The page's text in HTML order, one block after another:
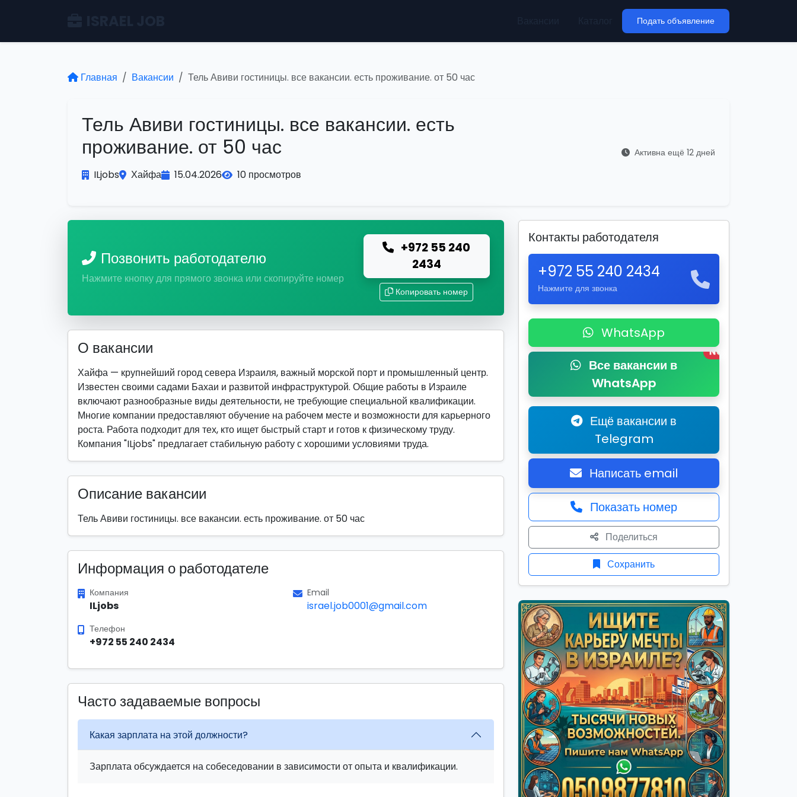
Подать объявление
Главная Вакансии Тель Авиви гостиницы. все вакансии. есть проживание. от 50 час
Тель Авиви гостиницы. все вакансии. есть
проживание. от 50 час
ILjobs Хайфа 15.04.2026 10 просмотров
Активна ещё 12 дней
Позвонить работодателю
Нажмите кнопку для прямого звонка или скопируйте номер
+972 55 240
2434
Копировать номер
О вакансии
Хайфа — крупнейший город севера Израиля, важный морской порт и промышленный центр.
Известен своими садами Бахаи и развитой инфраструктурой. Общие работы в Израиле
включают разнообразные виды деятельности, не требующие специальной квалификации.
Многие компании предоставляют обучение на рабочем месте и возможности для карьерного
роста. Работа подходит для тех, кто ищет быстрый старт и готов к физическому труду.
Компания "ILjobs" предлагает стабильную работу с хорошими условиями труда.
Описание вакансии
Тель Авиви гостиницы. все вакансии. есть проживание. от 50 час
Информация о работодателе
Компания
ILjobs
Email
israel.job0001@gmail.com
Телефон
+972 55 240 2434
Часто задаваемые вопросы
Какая зарплата на этой должности?
Зарплата обсуждается на собеседовании в зависимости от опыта и квалификации.
Контакты работодателя
+972 55 240 2434
Нажмите для звонка
WhatsApp
Все вакансии в
WhatsApp
New
Ещё вакансии в
Telegram
Написать email
Показать номер
Поделиться
Сохранить